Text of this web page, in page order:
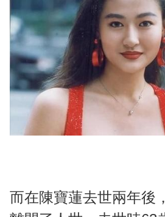
而在陳寶蓮去世兩年後